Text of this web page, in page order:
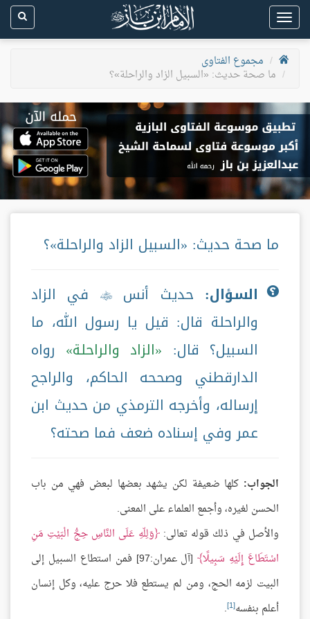
Toggle
navigation
مجموع الفتاوى
ما صحة حديث: «السبيل الزاد والراحلة»؟
ما صحة حديث: «السبيل الزاد والراحلة»؟
السؤال: حديث أنس
في الزاد
والراحلة قال: قيل يا رسول الله، ما
السبيل؟ قال:
الزاد والراحلة
رواه
الدارقطني وصححه الحاكم، والراجح
إرساله، وأخرجه الترمذي من حديث ابن
عمر وفي إسناده ضعف فما صحته؟
الجواب: كلها ضعيفة لكن يشهد بعضها لبعض فهي من باب
الحسن لغيره، وأجمع العلماء على المعنى.
والأصل في ذلك قوله تعالى: وَلِلّهِ عَلَى النَّاسِ حِجُّ الْبَيْتِ مَنِ
اسْتَطَاعَ إِلَيْهِ سَبِيلًا
[آل عمران:97] فمن استطاع السبيل إلى
البيت لزمه الحج، ومن لم يستطع فلا حرج عليه، وكل إنسان
أعلم بنفسه[1]
.